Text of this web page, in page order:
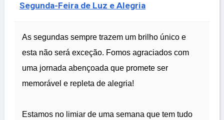
Segunda-Feira de Luz e Alegria
As segundas sempre trazem um brilho único e
esta não será exceção. Fomos agraciados com
uma jornada abençoada que promete ser
memorável e repleta de alegria!
Estamos no limiar de uma semana que tem tudo